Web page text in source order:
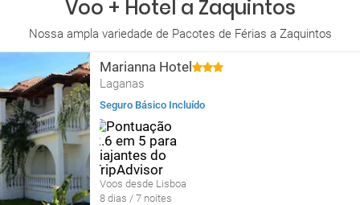
Voo + Hotel a Zaquintos
Nossa ampla variedade de Pacotes de Férias a Zaquintos
Marianna Hotel
Laganas
Seguro Básico Incluído
Voos desde Lisboa
8 dias / 7 noites